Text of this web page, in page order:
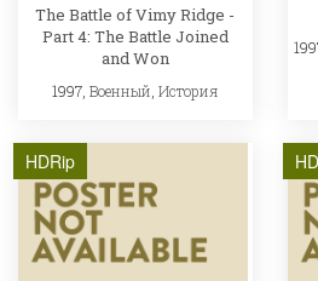
The Battle of Vimy Ridge -
Part 4: The Battle Joined
and Won
1997, Военный История
HDRip